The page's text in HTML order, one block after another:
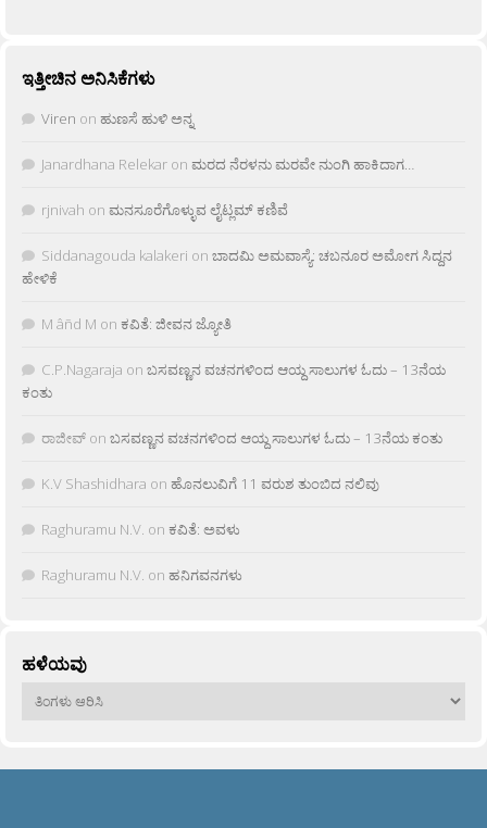
ಇತ್ತೀಚಿನ ಅನಿಸಿಕೆಗಳು
Viren on ಹುಣಸೆ ಹುಳಿ ಅನ್ನ
Janardhana Relekar on ಮರದ ನೆರಳನು ಮರವೇ ನುಂಗಿ ಹಾಕಿದಾಗ…
rjnivah on ಮನಸೂರೆಗೊಳ್ಳುವ ಲೈಟ್ಲಮ್ ಕಣಿವೆ
Siddanagouda kalakeri on ಬಾದಮಿ ಅಮವಾಸ್ಯೆ: ಚಬನೂರ ಅಮೋಗ ಸಿದ್ದನ
ಹೇಳಿಕೆ
M âñd M on ಕವಿತೆ: ಜೀವನ ಜ್ಯೋತಿ
C.P.Nagaraja on ಬಸವಣ್ಣನ ವಚನಗಳಿಂದ ಆಯ್ದ ಸಾಲುಗಳ ಓದು – 13ನೆಯ
ಕಂತು
ರಾಜೀವ್ on ಬಸವಣ್ಣನ ವಚನಗಳಿಂದ ಆಯ್ದ ಸಾಲುಗಳ ಓದು – 13ನೆಯ ಕಂತು
K.V Shashidhara on ಹೊನಲುವಿಗೆ 11 ವರುಶ ತುಂಬಿದ ನಲಿವು
Raghuramu N.V. on ಕವಿತೆ: ಅವಳು
Raghuramu N.V. on ಹನಿಗವನಗಳು
ಹಳೆಯವು
ಹಳೆಯವು